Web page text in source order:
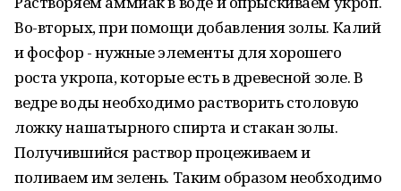
Во-вторых, при помощи добавления золы. Калий
и фосфор - нужные элементы для хорошего
роста укропа, которые есть в древесной золе. В
ведре воды необходимо растворить столовую
ложку нашатырного спирта и стакан золы.
Получившийся раствор процеживаем и
поливаем им зелень. Таким образом необходимо